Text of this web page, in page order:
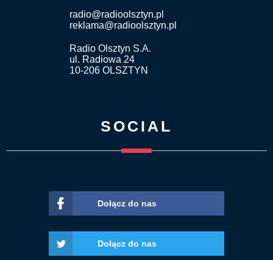
radio@radioolsztyn.pl
reklama@radioolsztyn.pl
Radio Olsztyn S.A.
ul. Radiowa 24
10-206 OLSZTYN
SOCIAL
Dołącz do nas
Dołącz do nas